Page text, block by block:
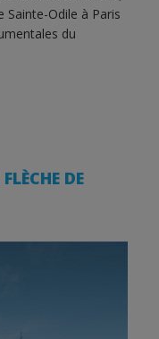
Sainte-Odile à Paris
du
DE